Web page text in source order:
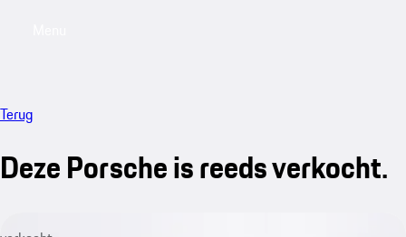
Terug
Deze Porsche is reeds verkocht.